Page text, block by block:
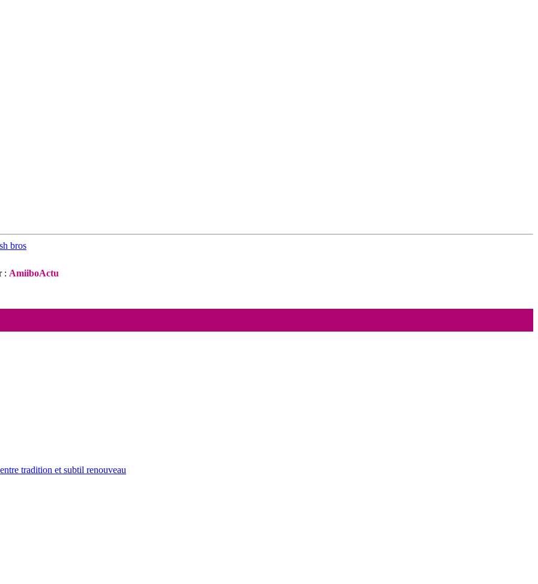
bros
: AmiiboActu
tradition et subtil renouveau